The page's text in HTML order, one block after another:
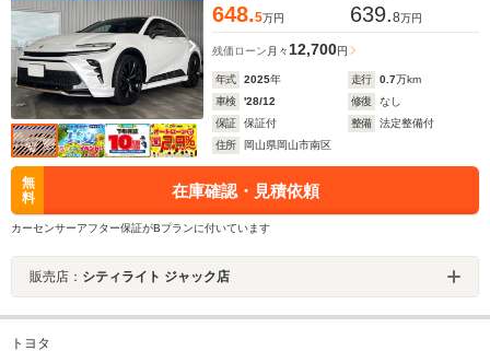
648.5万円 639.8万円
残価ローン 月々 12,700円
年式 2025年 走行 0.7万km
車検
'28/12 修復
なし
保証
保証付 整備
法定整備付
住所
岡山県岡山市南区
無
料
在庫確認・見積依頼
カーセンサーアフター保証がBプランに付いています
販売店： シティライト ジャック店
トヨタ